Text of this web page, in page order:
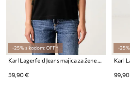
-25% s kodom: OFF*
59,90 €
-